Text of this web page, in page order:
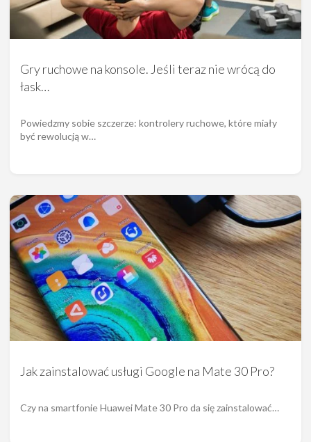
Gry ruchowe na konsole. Jeśli teraz nie wrócą do
łask…
Powiedzmy sobie szczerze: kontrolery ruchowe, które miały
być rewolucją w…
Jak zainstalować usługi Google na Mate 30 Pro?
Czy na smartfonie Huawei Mate 30 Pro da się zainstalować…